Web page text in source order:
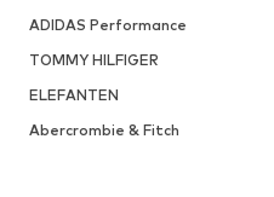
ADIDAS Performance
TOMMY HILFIGER
ELEFANTEN
Abercrombie & Fitch